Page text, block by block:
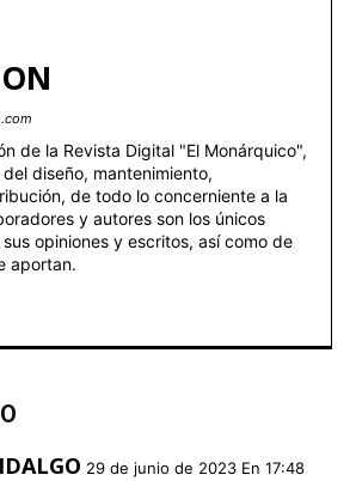
de la Revista Digital "El Monárquico",
diseño, mantenimiento,
de todo lo concerniente a la
y autores son los únicos
opiniones y escritos, así como de
aportan.
29 de junio de 2023 En 17:48